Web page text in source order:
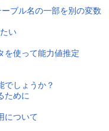
ブル名の一部を別の変数
い
を使って能力値推定
でしょうか？
ために
について